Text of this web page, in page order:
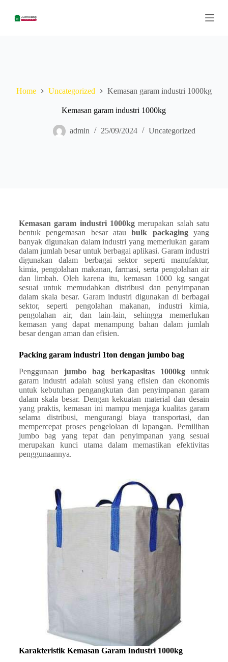
Home Uncategorized Kemasan garam industri 1000kg
Kemasan garam industri 1000kg
admin 25/09/2024 Uncategorized
Kemasan garam industri 1000kg merupakan salah satu
bentuk pengemasan besar ataubulk packagingyang
banyak digunakan dalam industri yang memerlukan garam
dalam jumlah besar untuk berbagai aplikasi. Garam industri
digunakan dalam berbagai sektor seperti manufaktur,
kimia, pengolahan makanan, farmasi, serta pengolahan air
dan limbah. Oleh karena itu, kemasan 1000 kg sangat
sesuai untuk memudahkan distribusi dan penyimpanan
dalam skala besar. Garam industri digunakan di berbagai
sektor, seperti pengolahan makanan, industri kimia,
pengolahan air, dan lain-lain, sehingga memerlukan
kemasan yang dapat menampung bahan dalam jumlah
besar dengan aman dan efisien.
Packing garam industri 1ton dengan jumbo bag
Penggunaanjumbo bag berkapasitas 1000kguntuk
garam industri adalah solusi yang efisien dan ekonomis
untuk kebutuhan pengangkutan dan penyimpanan garam
dalam skala besar. Dengan kekuatan material dan desain
yang praktis, kemasan ini mampu menjaga kualitas garam
selama distribusi, mengurangi biaya transportasi, dan
mempercepat proses pengelolaan di lapangan. Pemilihan
jumbo bag yang tepat dan penyimpanan yang sesuai
merupakan kunci utama dalam memastikan efektivitas
penggunaannya.
Karakteristik Kemasan Garam Industri 1000kg